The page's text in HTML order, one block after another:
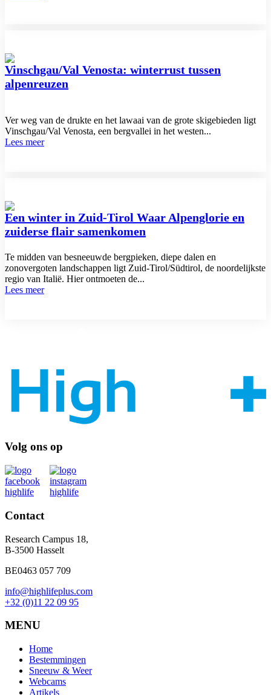
Vinschgau/Val Venosta: winterrust tussen
alpenreuzen
Ver weg van de drukte en het lawaai van de grote skigebieden ligt
Vinschgau/Val Venosta, een bergvallei in het westen...
Lees meer
Een winter in Zuid-Tirol Waar Alpenglorie en
zuiderse flair samenkomen
Te midden van besneeuwde bergpieken, diepe dalen en
zonovergoten landschappen ligt Zuid-Tirol/Südtirol, de noordelijkste
regio van Italië. Hier ontmoeten de...
Lees meer
Volg ons op
Contact
Research Campus 18,
B-3500 Hasselt
BE0463 057 709
info@highlifeplus.com
+32 (0)11 22 09 95
MENU
Home
Bestemmingen
Sneeuw & Weer
Webcams
Artikels